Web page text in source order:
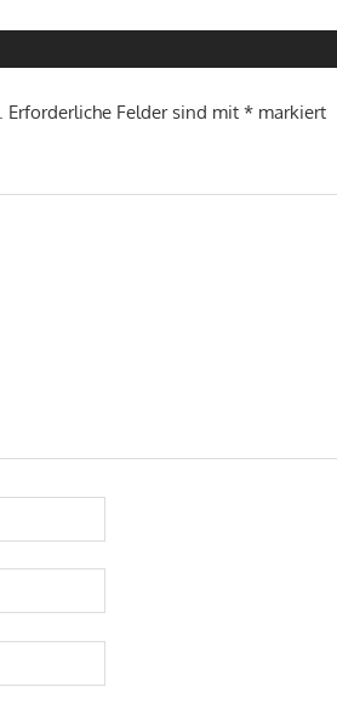
Erforderliche Felder sind mit* markiert